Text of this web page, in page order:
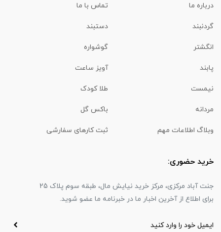
درباره ما تماس با ما
گردنبند دستبند
انگشتر گوشواره
پابند آویز ساعت
نیمست طلا کودک
مردانه باکس گل
وبلاگ اطلاعات مهم ثبت کارهای سفارشی
خرید حضوری:
جنت آباد مرکزی، مرکز خرید نیایش مال، طبقه سوم پلاک 25
برای اطلاع از آخرین اخبار ما در خبرنامه ما عضو شوید.